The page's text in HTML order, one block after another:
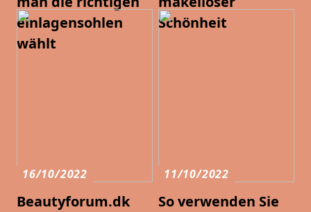
einlagensohlen
wählt
Schönheit
16/10/2022
Beautyforum.dk
11/10/2022
So verwenden Sie